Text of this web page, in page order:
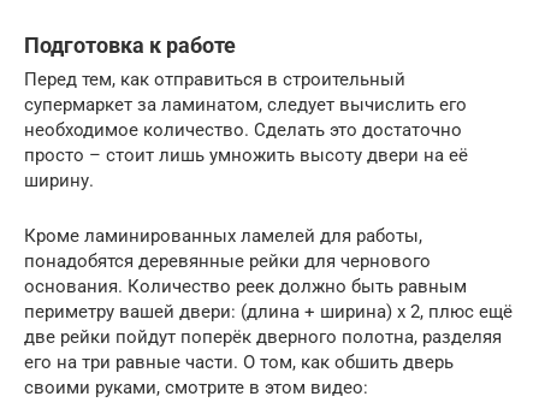
Подготовка к работе
Перед тем, как отправиться в строительный
супермаркет за ламинатом, следует вычислить его
необходимое количество. Сделать это достаточно
просто – стоит лишь умножить высоту двери на её
ширину.
Кроме ламинированных ламелей для работы,
понадобятся деревянные рейки для чернового
основания. Количество реек должно быть равным
периметру вашей двери: (длина + ширина) х 2, плюс ещё
две рейки пойдут поперёк дверного полотна, разделяя
его на три равные части. О том, как обшить дверь
своими руками, смотрите в этом видео: